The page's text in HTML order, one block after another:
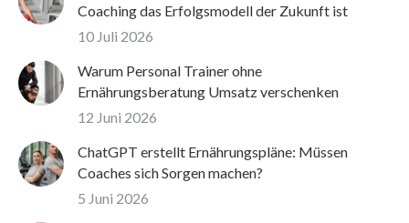
Coaching das Erfolgsmodell der Zukunft ist
10 Juli 2026
Warum Personal Trainer ohne
Ernährungsberatung Umsatz verschenken
12 Juni 2026
ChatGPT erstellt Ernährungspläne: Müssen
Coaches sich Sorgen machen?
5 Juni 2026